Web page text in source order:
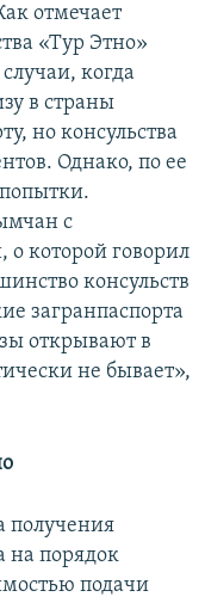
отмечает
«Тур Этно»
когда
в страны
но консульства
Однако, по ее
с
о которой говорил
консульств
загранпаспорта
открывают в
не бывает»,
получения
на порядок
подачи